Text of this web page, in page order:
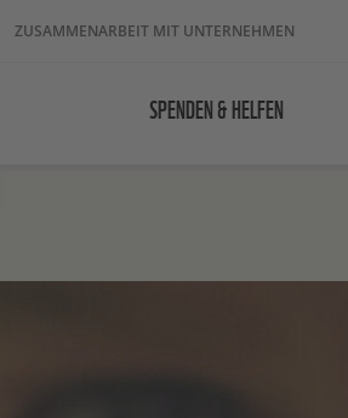
ZUSAMMENARBEIT MIT UNTERNEHMEN
SPENDEN & HELFEN